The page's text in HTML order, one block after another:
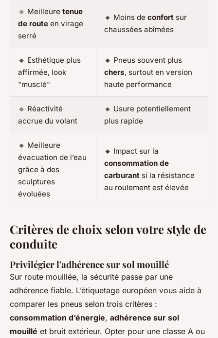
🔹 Meilleure tenue
de route en virage
serré
🔸 Moins de confort sur
chaussées abîmées
🔹 Esthétique plus
affirmée, look
"musclé"
🔸 Pneus souvent plus
chers, surtout en version
haute performance
🔹 Réactivité
accrue du volant
🔸 Usure potentiellement
plus rapide
🔹 Meilleure
évacuation de l’eau
grâce à des
sculptures
évoluées
🔸 Impact sur la
consommation de
carburant si la résistance
au roulement est élevée
Critères de choix selon votre style de
conduite
Privilégier l'adhérence sur sol mouillé
Sur route mouillée, la sécurité passe par une
adhérence fiable. L’étiquetage européen vous aide à
comparer les pneus selon trois critères :
consommation d’énergie, adhérence sur sol
mouillé et bruit extérieur. Opter pour une classe A ou